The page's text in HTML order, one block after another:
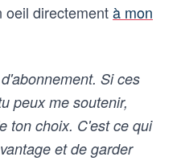
oeil directementà mon
Si ces
peux me soutenir,
ton choix. C'est ce qui
et de garder